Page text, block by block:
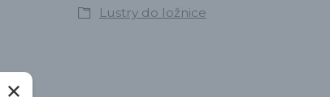
Lustry do ložnice